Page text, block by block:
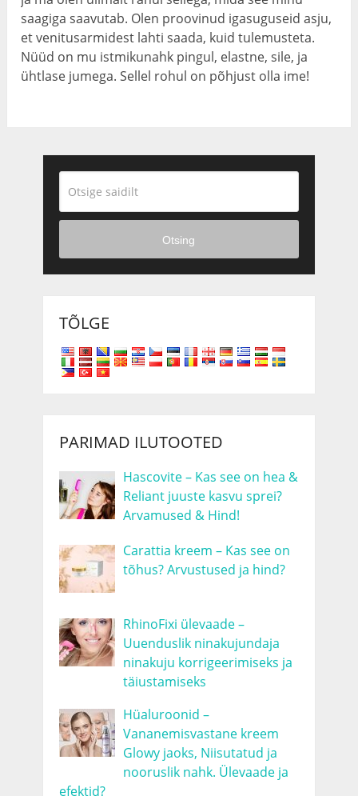
saagiga saavutab. Olen proovinud igasuguseid asju,
et venitusarmidest lahti saada, kuid tulemusteta.
Nüüd on mu istmikunahk pingul, elastne, sile, ja
ühtlase jumega. Sellel rohul on põhjust olla ime!
Otsing
TÕLGE
PARIMAD ILUTOOTED
Hascovite – Kas see on hea &
Reliant juuste kasvu sprei?
Arvamused & Hind!
Carattia kreem – Kas see on
tõhus? Arvustused ja hind?
RhinoFixi ülevaade –
Uuenduslik ninakujundaja
ninakuju korrigeerimiseks ja
täiustamiseks
Hüaluroonid –
Vananemisvastane kreem
Glowy jaoks, Niisutatud ja
nooruslik nahk. Ülevaade ja
efektid?